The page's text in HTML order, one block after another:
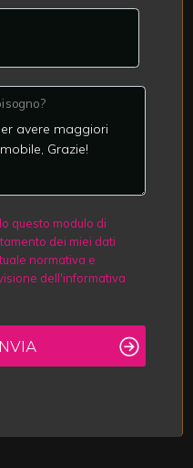
questo modulo di
dei miei dati
normativa e
dell'informativa